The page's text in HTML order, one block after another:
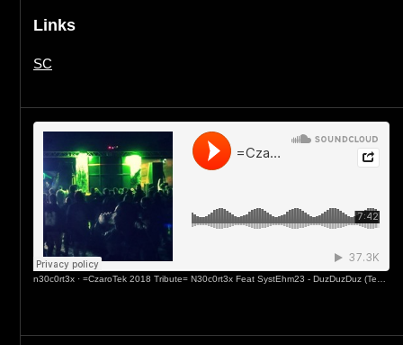
Links
SC
n30c0rt3x · =CzaroTek 2018 Tribute= N30c0rt3x Feat SystEhm23 - DuzDuzDuz (Technoparty Nonstop LIVE)